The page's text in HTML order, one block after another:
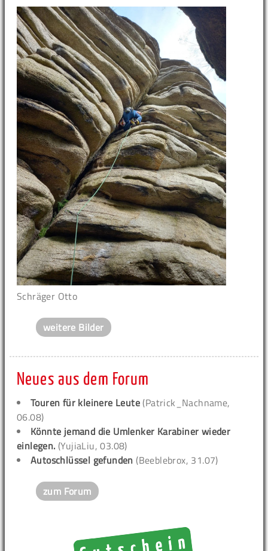
Schräger Otto
weitere Bilder
Neues aus dem Forum
Touren für kleinere Leute (Patrick_Nachname,
06.08)
Könnte jemand die Umlenker Karabiner wieder
einlegen. (YujiaLiu, 03.08)
Autoschlüssel gefunden (Beeblebrox, 31.07)
zum Forum